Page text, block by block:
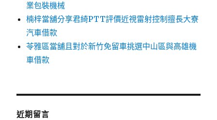
業包裝機械
楠梓當舖分享君綺PTT評價近視雷射控制擅長大寮
汽車借款
苓雅區當舖且對於新竹免留車挑選中山區與高雄機
車借款
近期留言